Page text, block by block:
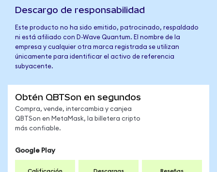
Descargo de responsabilidad
Este producto no ha sido emitido, patrocinado, respaldado
ni está afiliado con D-Wave Quantum. El nombre de la
empresa y cualquier otra marca registrada se utilizan
únicamente para identificar el activo de referencia
subyacente.
Obtén QBTSon en segundos
Compra, vende, intercambia y canjea
QBTSon en MetaMask, la billetera cripto
más confiable.
Google Play